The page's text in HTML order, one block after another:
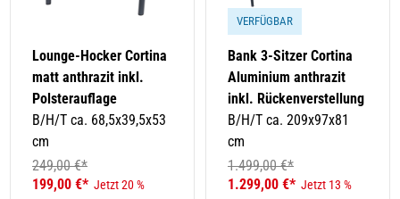
Lounge-Hocker Cortina
matt anthrazit inkl.
Polsterauflage
B/H/T ca. 68,5x39,5x53
cm
249,00 €*
199,00 €* Jetzt 20 %
VERFÜGBAR
Bank 3-Sitzer Cortina
Aluminium anthrazit
inkl. Rückenverstellung
B/H/T ca. 209x97x81
cm
1.499,00 €*
1.299,00 €* Jetzt 13 %